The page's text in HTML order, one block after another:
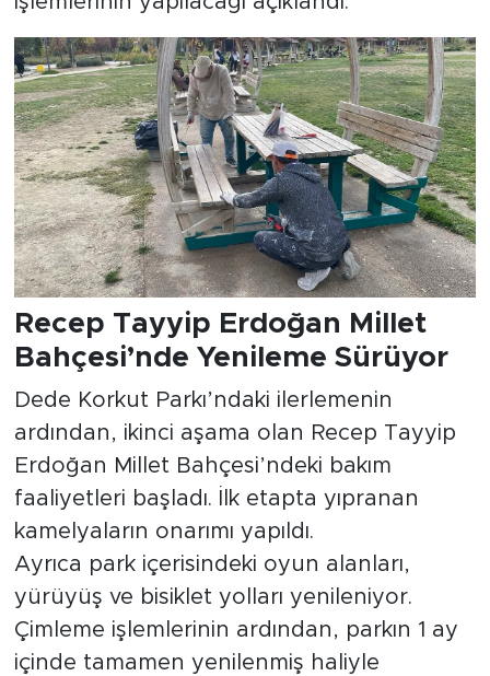
Recep Tayyip Erdoğan Millet
Bahçesi’nde Yenileme Sürüyor
Dede Korkut Parkı’ndaki ilerlemenin
ardından, ikinci aşama olan Recep Tayyip
Erdoğan Millet Bahçesi’ndeki bakım
faaliyetleri başladı. İlk etapta yıpranan
kamelyaların onarımı yapıldı.
Ayrıca park içerisindeki oyun alanları,
yürüyüş ve bisiklet yolları yenileniyor.
Çimleme işlemlerinin ardından, parkın 1 ay
içinde tamamen yenilenmiş haliyle